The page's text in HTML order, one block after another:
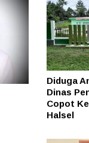
Diduga
Dinas
Copot
Halsel